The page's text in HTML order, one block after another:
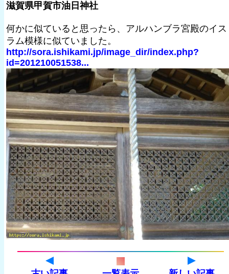
滋賀県甲賀市油日神社
何かに似ていると思ったら、アルハンブラ宮殿のイス
ラム模様に似ていました。
http://sora.ishikami.jp/image_dir/index.php?
id=201210051538...